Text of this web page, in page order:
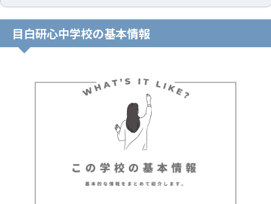
目白研心中学校の基本情報